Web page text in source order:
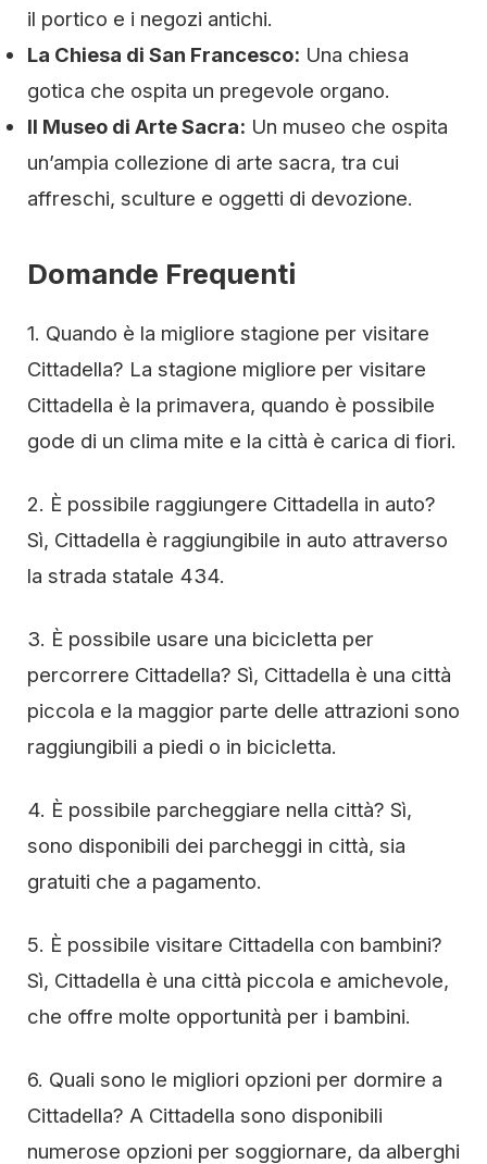
il portico e i negozi antichi.
La Chiesa di San Francesco: Una chiesa
gotica che ospita un pregevole organo.
Il Museo di Arte Sacra: Un museo che ospita
un’ampia collezione di arte sacra, tra cui
affreschi, sculture e oggetti di devozione.
Domande Frequenti
1. Quando è la migliore stagione per visitare
Cittadella? La stagione migliore per visitare
Cittadella è la primavera, quando è possibile
gode di un clima mite e la città è carica di fiori.
2. È possibile raggiungere Cittadella in auto?
Sì, Cittadella è raggiungibile in auto attraverso
la strada statale 434.
3. È possibile usare una bicicletta per
percorrere Cittadella? Sì, Cittadella è una città
piccola e la maggior parte delle attrazioni sono
raggiungibili a piedi o in bicicletta.
4. È possibile parcheggiare nella città? Sì,
sono disponibili dei parcheggi in città, sia
gratuiti che a pagamento.
5. È possibile visitare Cittadella con bambini?
Sì, Cittadella è una città piccola e amichevole,
che offre molte opportunità per i bambini.
6. Quali sono le migliori opzioni per dormire a
Cittadella? A Cittadella sono disponibili
numerose opzioni per soggiornare, da alberghi